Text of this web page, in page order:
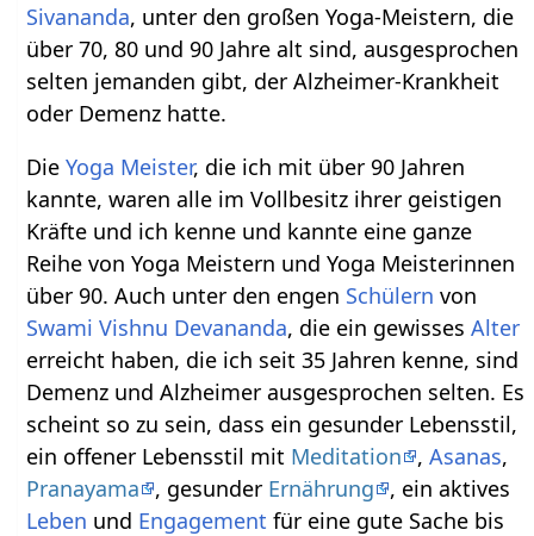
Sivananda, unter den großen Yoga-Meistern, die
über 70, 80 und 90 Jahre alt sind, ausgesprochen
selten jemanden gibt, der Alzheimer-Krankheit
oder Demenz hatte.
DieYoga Meister, die ich mit über 90 Jahren
kannte, waren alle im Vollbesitz ihrer geistigen
Kräfte und ich kenne und kannte eine ganze
Reihe von Yoga Meistern und Yoga Meisterinnen
über 90. Auch unter den engen Schülern von
Swami Vishnu Devananda, die ein gewissesAlter
erreicht haben, die ich seit 35 Jahren kenne, sind
Demenz und Alzheimer ausgesprochen selten. Es
scheint so zu sein, dass ein gesunder Lebensstil,
ein offener Lebensstil mit Meditation ,Asanas,
Pranayama
, gesunder Ernährung
, ein aktives
Leben und Engagement für eine gute Sache bis